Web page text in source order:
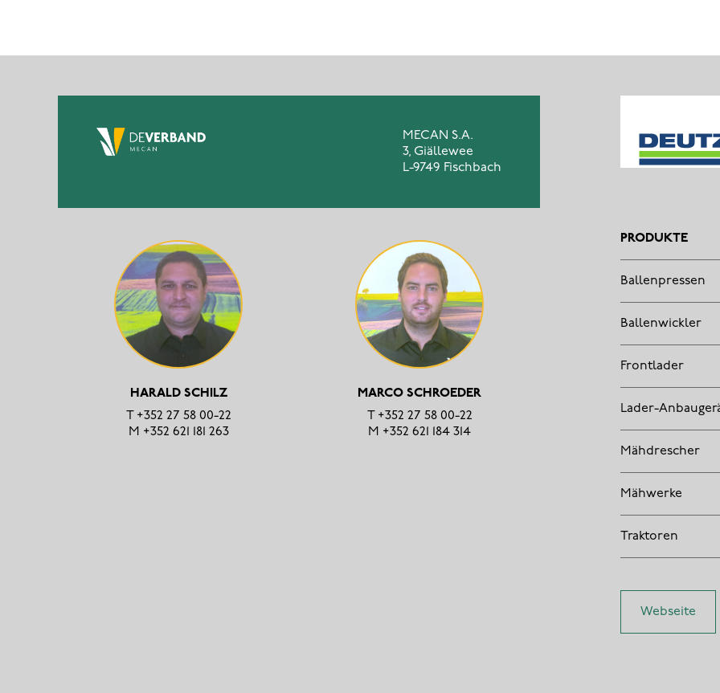
PRODUKTE
Ballenpressen
Ballenwickler
Frontlader
Lader-
Mähdrescher
Mähwerke
Traktoren
Webseite
MECAN S.A.
3, Giällewee
L-9749 Fischbach
HARALD SCHILZ
T +352 27 58 00-22
M +352 621 181 263
MARCO SCHROEDER
T +352 27 58 00-22
M +352 621 184 314